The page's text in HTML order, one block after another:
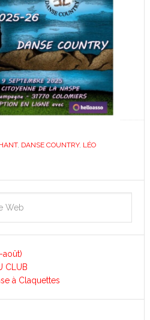
, DANSE COUNTRY, LÉO
août)
CLUB
à Claquettes